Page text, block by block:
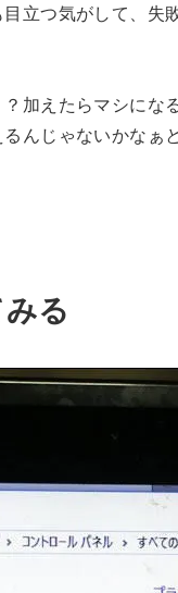
立つ気がして、失
加えたらマシにな
んじゃないかなぁ
る